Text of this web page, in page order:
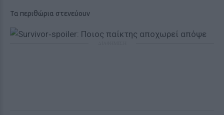
Τα περιθώρια στενεύουν